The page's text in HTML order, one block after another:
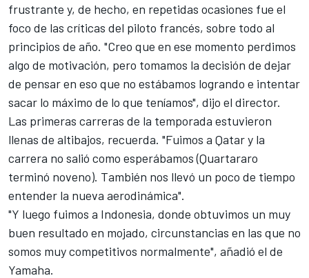
frustrante y, de hecho, en repetidas ocasiones fue el
foco de las críticas del piloto francés, sobre todo al
principios de año. "Creo que en ese momento perdimos
algo de motivación, pero tomamos la decisión de dejar
de pensar en eso que no estábamos logrando e intentar
sacar lo máximo de lo que teníamos", dijo el director.
Las primeras carreras de la temporada estuvieron
llenas de altibajos, recuerda. "Fuimos a Qatary la
carrera no salió como esperábamos (Quartararo
terminó noveno). También nos llevó un poco de tiempo
entender la nueva aerodinámica".
"Y luego fuimos a Indonesia, donde obtuvimos un muy
buen resultado en mojado, circunstancias en las que no
somos muy competitivos normalmente", añadió el de
Yamaha.